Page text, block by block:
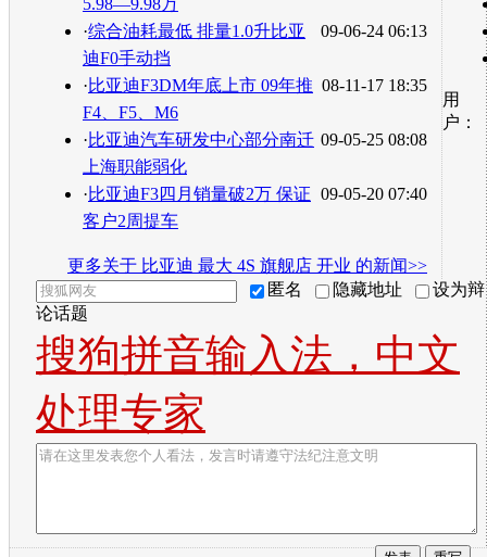
5.98—9.98万
09-06-24 06:13
·综合油耗最低 排量1.0升比亚
迪F0手动挡
08-11-17 18:35
·比亚迪F3DM年底上市 09年推
F4、F5、M6
09-05-25 08:08
·比亚迪汽车研发中心部分南迁
上海职能弱化
09-05-20 07:40
·比亚迪F3四月销量破2万 保证
客户2周提车
更多关于 比亚迪 最大 4S 旗舰店 开业 的新闻>>
用
户：
匿名 隐藏地址
设为辩
论话题
搜狗拼音输入法，中文
处理专家